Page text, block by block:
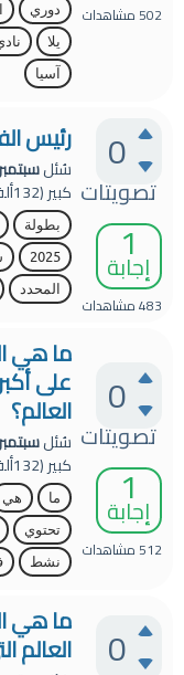
502مشاهدات
دوري
يلا
آسيا
0
تصويتات
1
إجابة
483مشاهدات
رئيس
سُئلسبتمبر 28،
كبير(132ألف
بطولة
2025
المحدد
0
تصويتات
1
إجابة
512مشاهدات
ما هي
على
العالم؟
سُئلسبتمبر 22،
كبير(132ألف
ما هي
تحتوي
نشط
0 ما هي
العالم